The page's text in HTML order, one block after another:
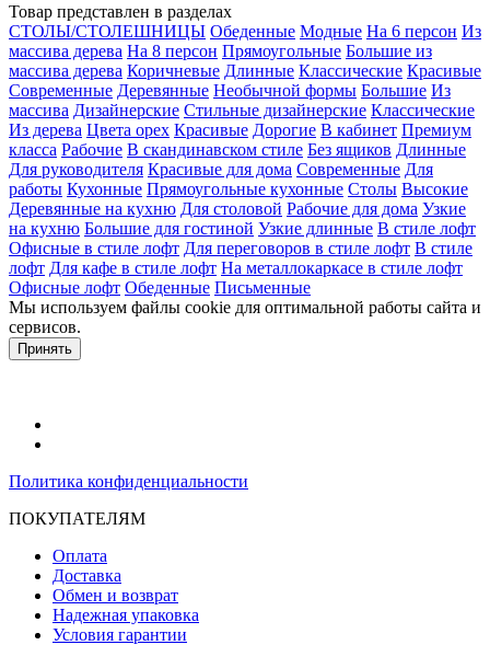
Товар представлен в разделах
СТОЛЫ/СТОЛЕШНИЦЫ Обеденные Модные На 6 персон Из
массива дерева На 8 персон Прямоугольные Большие из
массива дерева Коричневые Длинные Классические Красивые
Современные Деревянные Необычной формы Большие Из
массива Дизайнерские Стильные дизайнерские Классические
Из дерева Цвета орех Красивые Дорогие В кабинет Премиум
класса Рабочие В скандинавском стиле Без ящиков Длинные
Для руководителя Красивые для дома Современные Для
работы Кухонные Прямоугольные кухонные Столы Высокие
Деревянные на кухню Для столовой Рабочие для дома Узкие
на кухню Большие для гостиной Узкие длинные В стиле лофт
Офисные в стиле лофт Для переговоров в стиле лофт В стиле
лофт Для кафе в стиле лофт На металлокаркасе в стиле лофт
Офисные лофт Обеденные Письменные
Мы используем файлы cookie для оптимальной работы сайта и
сервисов.
Принять
Политика конфиденциальности
ПОКУПАТЕЛЯМ
Оплата
Доставка
Обмен и возврат
Надежная упаковка
Условия гарантии